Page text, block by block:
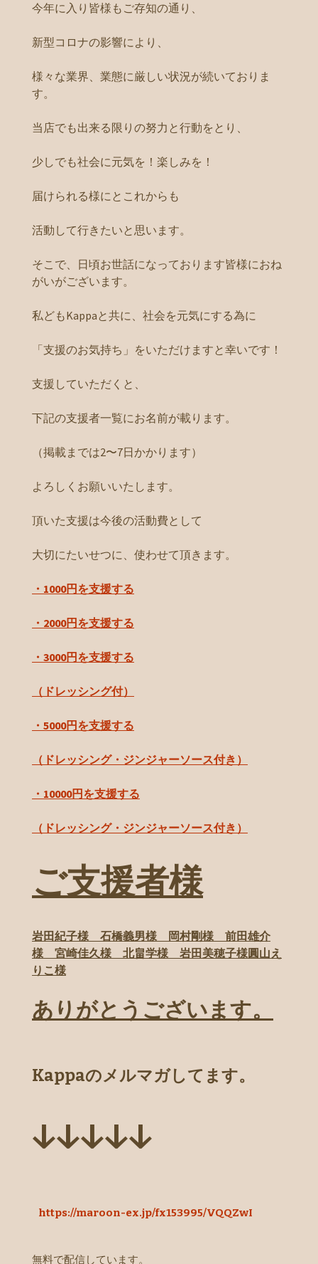
今年に入り皆様もご存知の通り、
新型コロナの影響により、
様々な業界、業態に厳しい状況が続いておりま
す。
当店でも出来る限りの努力と行動をとり、
少しでも社会に元気を！楽しみを！
届けられる様にとこれからも
活動して行きたいと思います。
そこで、日頃お世話になっております皆様におね
がいがございます。
私どもKappaと共に、社会を元気にする為に
「支援のお気持ち」をいただけますと幸いです！
支援していただくと、
下記の支援者一覧にお名前が載ります。
（掲載までは2〜7日かかります）
よろしくお願いいたします。
頂いた支援は今後の活動費として
大切にたいせつに、使わせて頂きます。
・1000円を支援する
・2000円を支援する
・3000円を支援する
（ドレッシング付）
・5000円を支援する
（ドレッシング・ジンジャーソース付き）
・10000円を支援する
（ドレッシング・ジンジャーソース付き）
ご支援者様
岩田紀子様 石橋義男様 岡村剛様 前田雄介
様 宮崎佳久様 北畠学様 岩田美穂子様圓山え
りこ様
ありがとうございます。
Kappaのメルマガしてます。
↓↓↓↓↓
https://maroon-ex.jp/fx153995/VQQZwI
無料で配信しています。